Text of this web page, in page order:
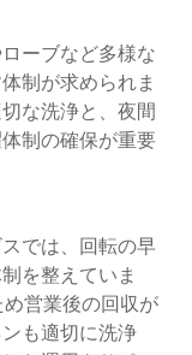
ーブなど多様な
制が求められま
な洗浄と、夜間
制の確保が重要
では、回転の早
を整えていま
営業後の回収が
も適切に洗浄